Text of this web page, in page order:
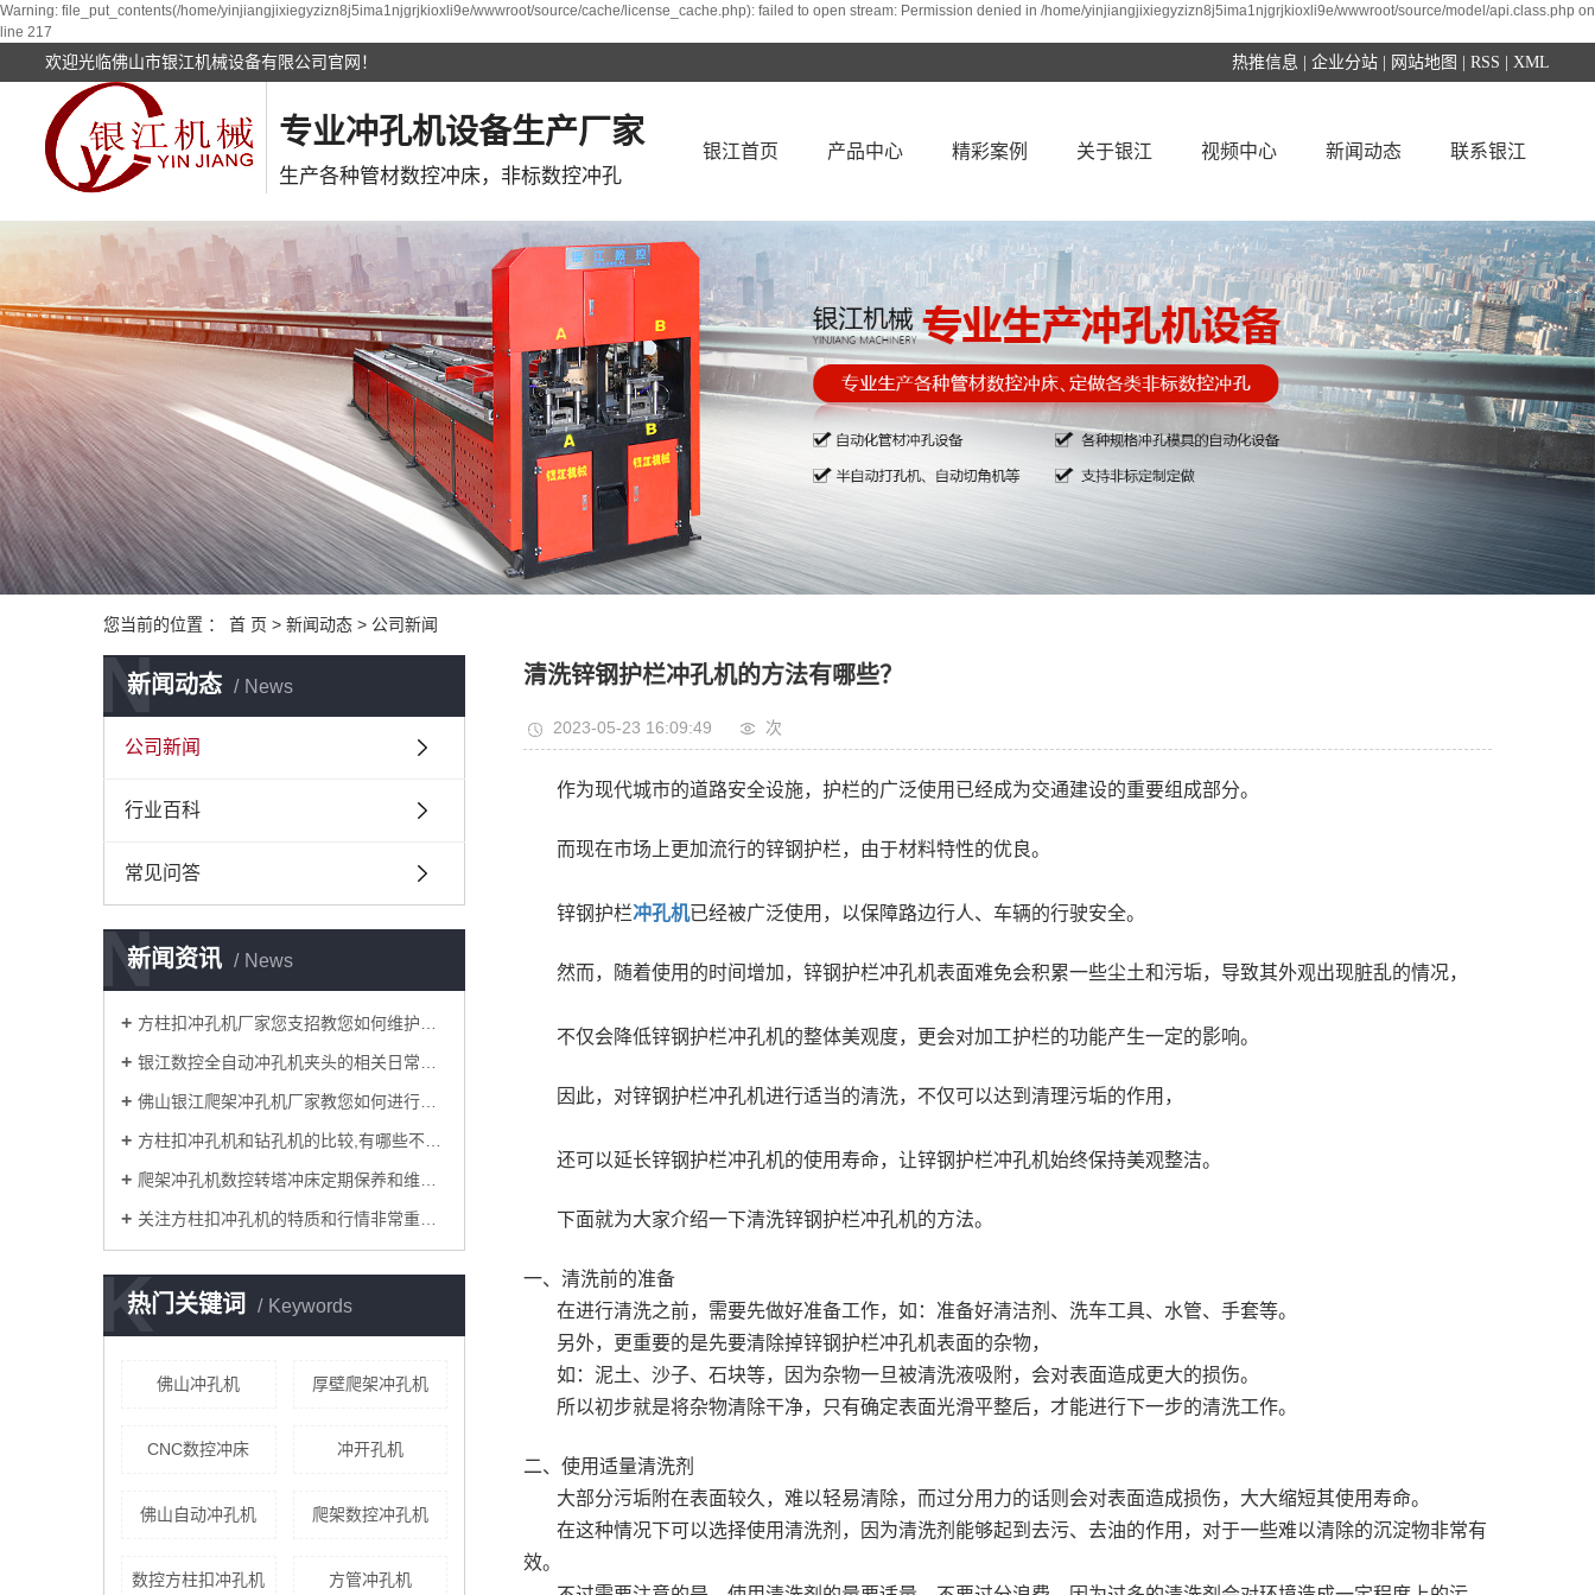
Warning: file_put_contents(/home/yinjiangjixiegyzizn8j5ima1njgrjkioxli9e/wwwroot/source/cache/license_cache.php): failed to open stream: Permission denied in /home/yinjiangjixiegyzizn8j5ima1njgrjkioxli9e/wwwroot/source/model/api.class.php on
line 217
欢迎光临佛山市银江机械设备有限公司官网！ 热推信息 企业分站 网站地图 RSS XML
专业冲孔机设备生产厂家
生产各种管材数控冲床，非标数控冲孔
银江首页 产品中心 精彩案例 关于银江 视频中心 新闻动态 联系银江
您当前的位置 ： 首 页 > 新闻动态 > 公司新闻
新闻动态 News
N
公司新闻
行业百科
常见问答
新闻资讯 News
N
方柱扣冲孔机厂家您支招教您如何维护管材冲孔机？
银江数控全自动冲孔机夹头的相关日常知识解说
佛山银江爬架冲孔机厂家教您如何进行调试？
方柱扣冲孔机和钻孔机的比较,有哪些不同的地方？
爬架冲孔机数控转塔冲床定期保养和维护注意要点有哪些？
关注方柱扣冲孔机的特质和行情非常重要！
热门关键词 Keywords
K
佛山冲孔机 厚壁爬架冲孔机
CNC数控冲床 冲开孔机
佛山自动冲孔机 爬架数控冲孔机
数控方柱扣冲孔机 方管冲孔机
清洗锌钢护栏冲孔机的方法有哪些？
2023-05-23 16:09:49 次
作为现代城市的道路安全设施，护栏的广泛使用已经成为交通建设的重要组成部分。
而现在市场上更加流行的锌钢护栏，由于材料特性的优良。
锌钢护栏冲孔机已经被广泛使用，以保障路边行人、车辆的行驶安全。
然而，随着使用的时间增加，锌钢护栏冲孔机表面难免会积累一些尘土和污垢，导致其外观出现脏乱的情况，
不仅会降低锌钢护栏冲孔机的整体美观度，更会对加工护栏的功能产生一定的影响。
因此，对锌钢护栏冲孔机进行适当的清洗，不仅可以达到清理污垢的作用，
还可以延长锌钢护栏冲孔机的使用寿命，让锌钢护栏冲孔机始终保持美观整洁。
下面就为大家介绍一下清洗锌钢护栏冲孔机的方法。
一、清洗前的准备
在进行清洗之前，需要先做好准备工作，如：准备好清洁剂、洗车工具、水管、手套等。
另外，更重要的是先要清除掉锌钢护栏冲孔机表面的杂物，
如：泥土、沙子、石块等，因为杂物一旦被清洗液吸附，会对表面造成更大的损伤。
所以初步就是将杂物清除干净，只有确定表面光滑平整后，才能进行下一步的清洗工作。
二、使用适量清洗剂
大部分污垢附在表面较久，难以轻易清除，而过分用力的话则会对表面造成损伤，大大缩短其使用寿命。
在这种情况下可以选择使用清洗剂，因为清洗剂能够起到去污、去油的作用，对于一些难以清除的沉淀物非常有
效。